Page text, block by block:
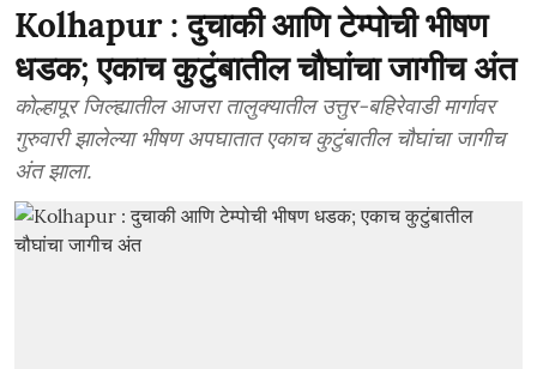
Kolhapur : दुचाकी आणि टेम्पोची भीषण
धडक; एकाच कुटुंबातील चौघांचा जागीच अंत
कोल्हापूर जिल्ह्यातील आजरा तालुक्यातील उत्तुर-बहिरेवाडी मार्गावर
गुरुवारी झालेल्या भीषण अपघातात एकाच कुटुंबातील चौघांचा जागीच
अंत झाला.